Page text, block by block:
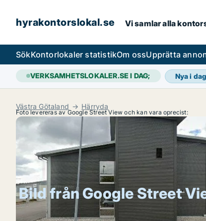
hyrakontorslokal.se Vi samlar alla
SökKontorlokaler statistikOm ossUpprätta
VERKSAMHETSLOKALER.SE I DAG; Nya i dag
Västra Götaland Härryda
Foto levereras av Google Street View och kan vara oprecist:
Bild från Google Street